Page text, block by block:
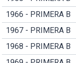
1966 - PRIMERA B
1967 - PRIMERA B
1968 - PRIMERA B